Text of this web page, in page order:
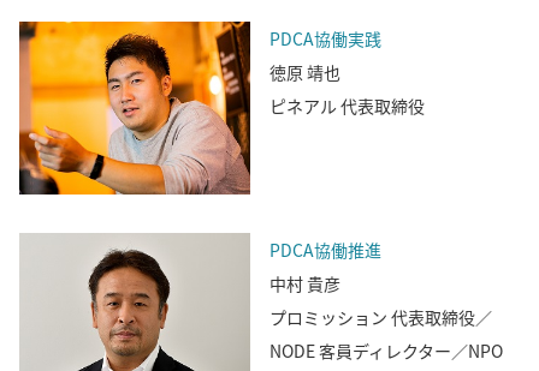
PDCA協働実践
徳原 靖也
ピネアル 代表取締役
PDCA協働推進
中村 貴彦
プロミッション 代表取締役／
NODE 客員ディレクター／NPO